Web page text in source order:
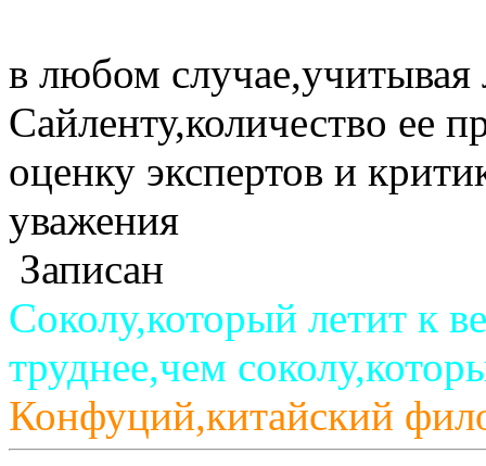
в любом
Сайленту,количество ее
оценку экспертов и
уважения
Записан
Соколу,который летит к
труднее,чем
Конфуций,китайский